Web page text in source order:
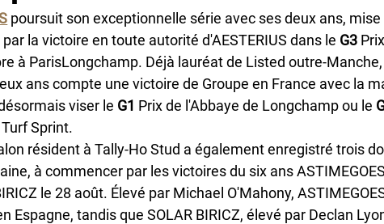
poursuit son exceptionnelle série avec ses deux ans,
la victoire en toute autorité d'AESTERIUS dans le G3
à ParisLongchamp. Déjà lauréat de Listed outre-
ans compte une victoire de Groupe en France avec la
viser le G1 Prix de l'Abbaye de Longchamp ou le
Sprint.
résident à Tally-Ho Stud a également enregistré trois
à commencer par les victoires du six ans
le 28 août. Élevé par Michael O'Mahony,
Espagne, tandis que SOLAR BIRICZ, élevé par Declan